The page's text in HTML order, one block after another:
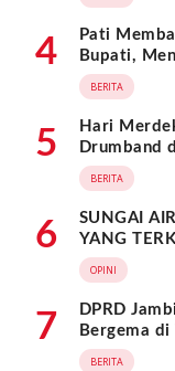
4
Pati
Bupati,
BERITA
5
Hari
Drumband
BERITA
6
SUNGAI
YANG
OPINI
7
DPRD
Bergema di
BERITA